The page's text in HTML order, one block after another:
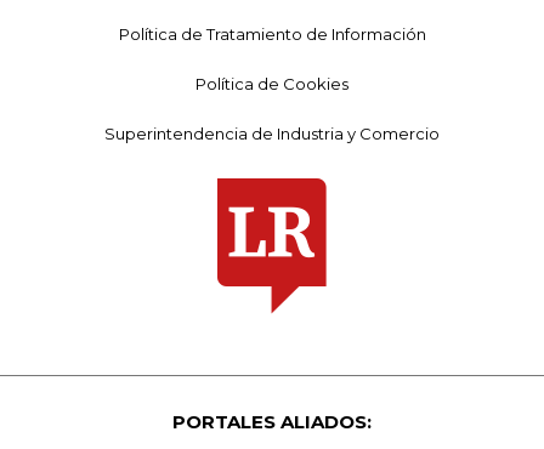
Política de Tratamiento de Información
Política de Cookies
Superintendencia de Industria y Comercio
PORTALES ALIADOS: